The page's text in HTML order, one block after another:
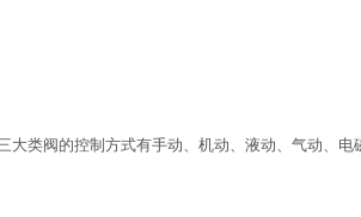
类阀的控制方式有手动、机动、液动、气动、